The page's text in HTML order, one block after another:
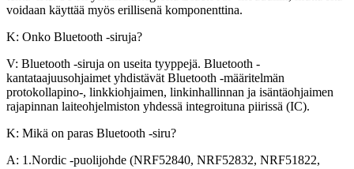
voidaan käyttää myös erillisenä komponenttina.
K: Onko Bluetooth -siruja?
V: Bluetooth -siruja on useita tyyppejä. Bluetooth -
kantataajuusohjaimet yhdistävät Bluetooth -määritelmän
protokollapino-, linkkiohjaimen, linkinhallinnan ja isäntäohjaimen
rajapinnan laiteohjelmiston yhdessä integroituna piirissä (IC).
K: Mikä on paras Bluetooth -siru?
A: 1.Nordic -puolijohde (NRF52840, NRF52832, NRF51822,